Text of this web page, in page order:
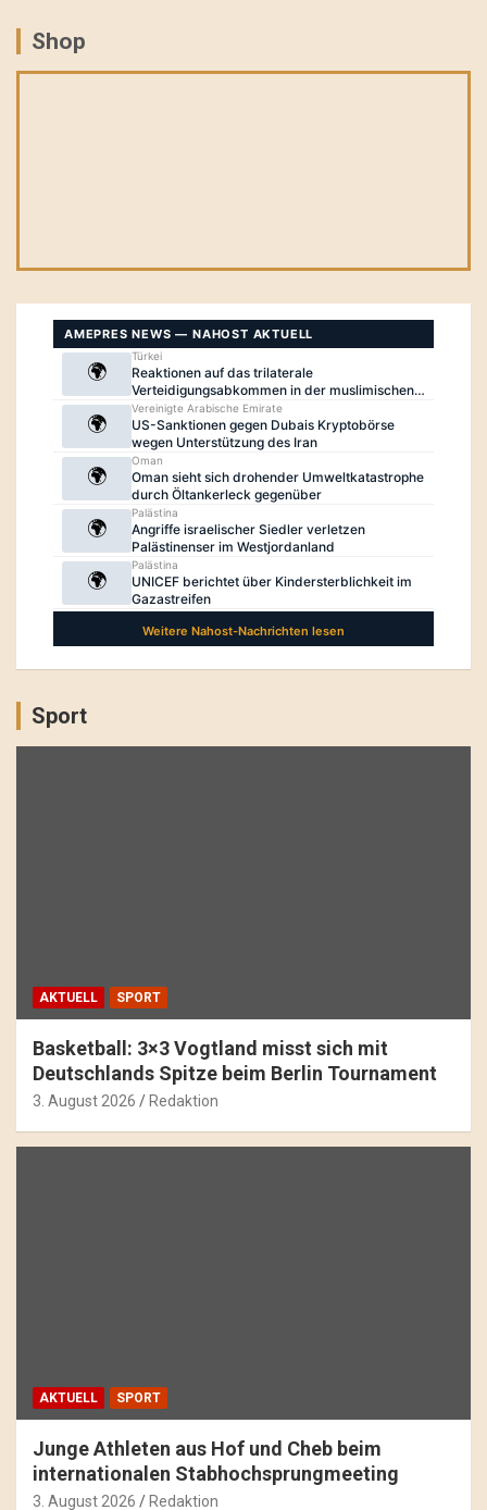
Shop
Sport
AKTUELL SPORT
Basketball: 3×3 Vogtland misst sich mit
Deutschlands Spitze beim Berlin Tournament
3. August 2026 Redaktion
AKTUELL SPORT
Junge Athleten aus Hof und Cheb beim
internationalen Stabhochsprungmeeting
3. August 2026 Redaktion